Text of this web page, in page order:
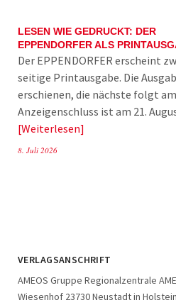
LESEN WIE GEDRUCKT: DER
EPPENDORFER ALS
Der EPPENDORFER erscheint
seitige Printausgabe. Die
erschienen, die nächste folgt
Anzeigenschluss ist am 21.
Weiterlesen
8. Juli 2026
VERLAGSANSCHRIFT
AMEOS Gruppe Regionalzentrale
Wiesenhof 23730 Neustadt in Holstein